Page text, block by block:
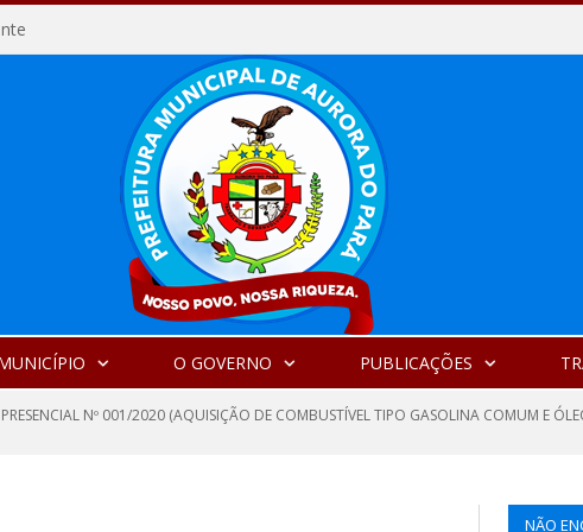
O GOVERNO PUBLICAÇÕES
Nº 001/2020 (AQUISIÇÃO DE COMBUSTÍVEL TIPO GASOLINA COMUM E
NÃO